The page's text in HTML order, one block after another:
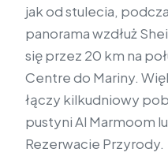
jak od stulecia,
panorama wzdłuż
się przez 20 km na
Centre do Mariny.
łączy kilkudniowy
pustyni Al Marmoom
Rezerwacie Przyrody.